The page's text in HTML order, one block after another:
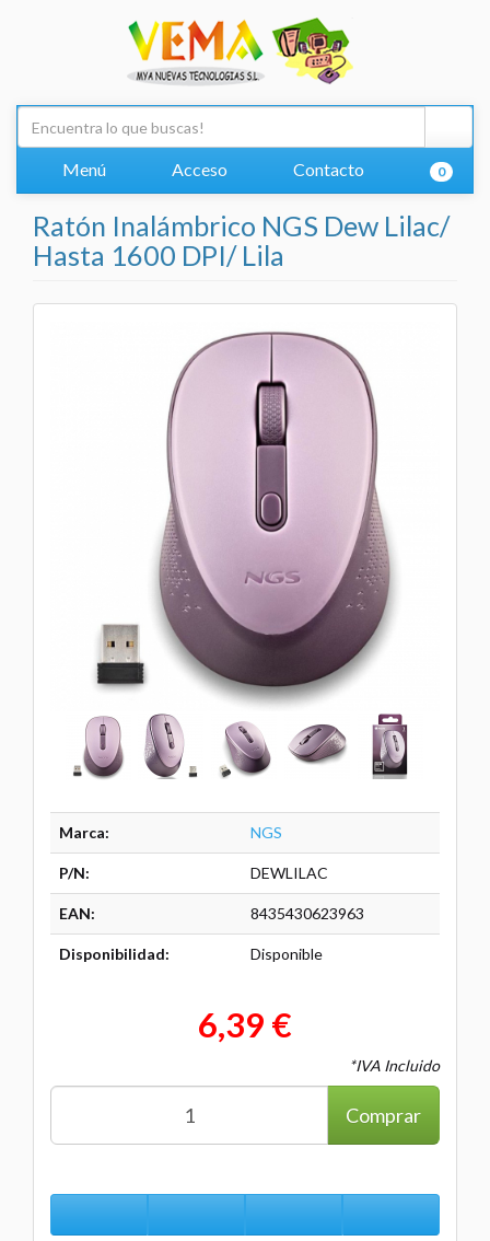
Menú Acceso Contacto 0
Ratón Inalámbrico NGS Dew Lilac/
Hasta 1600 DPI/ Lila
Marca: NGS
P/N: DEWLILAC
EAN: 8435430623963
Disponibilidad: Disponible
6,39 €
*IVA Incluido
Comprar